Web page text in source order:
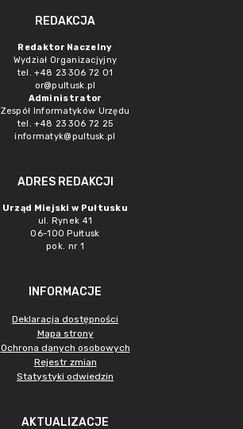
REDAKCJA
Redaktor Naczelny
Wydział Organizacjyjny
tel. +48 23 306 72 01
or@pultusk.pl
Administrator
Zespół Informatyków Urzędu
tel. +48 23 306 72 25
informatyk@pultusk.pl
ADRES REDAKCJI
Urząd Miejski w Pułtusku
ul. Rynek 41
06-100 Pułtusk
pok. nr 1
INFORMACJE
Deklaracja dostępności
Mapa strony
Ochrona danych osobowych
Rejestr zmian
Statystyki odwiedzin
AKTUALIZACJE